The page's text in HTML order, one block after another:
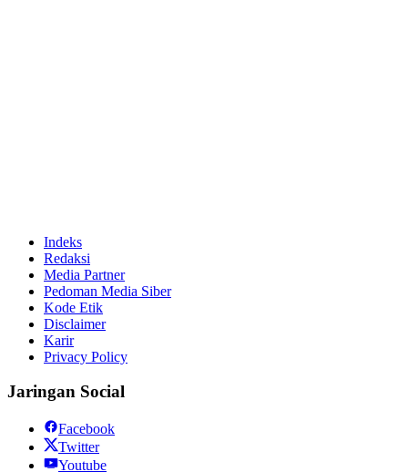
Indeks
Redaksi
Media Partner
Pedoman Media Siber
Kode Etik
Disclaimer
Karir
Privacy Policy
Jaringan Social
Facebook
Twitter
Youtube